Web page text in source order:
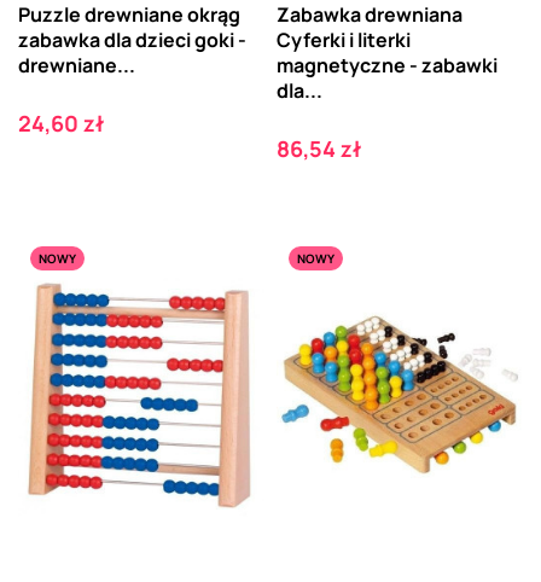
Puzzle drewniane okrąg
zabawka dla dzieci goki -
drewniane...
Cena
24,60 zł
Zabawka drewniana
Cyferki i literki
magnetyczne - zabawki
dla...
Cena
86,54 zł
NOWY NOWY